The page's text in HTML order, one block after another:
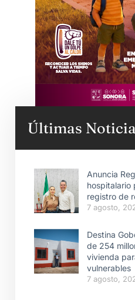
Últimas
Anuncia
hospitalario
registro de
7 agosto,
Destina
de 254
vivienda
vulnerables
7 agosto,